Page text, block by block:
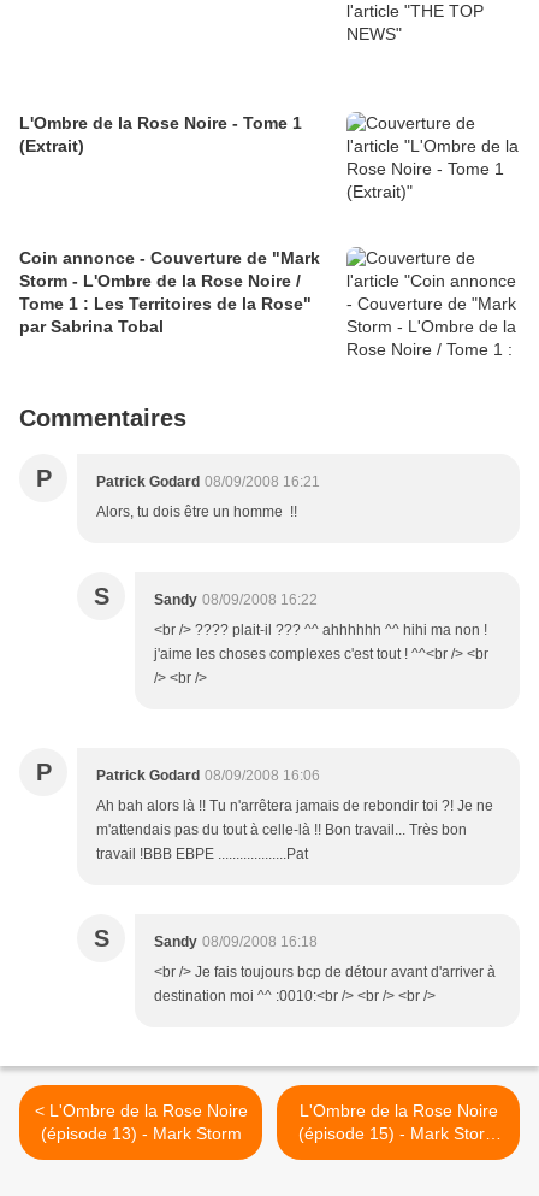
L'Ombre de la Rose Noire - Tome 1
(Extrait)
Coin annonce - Couverture de "Mark
Storm - L'Ombre de la Rose Noire /
Tome 1 : Les Territoires de la Rose"
par Sabrina Tobal
Commentaires
P Patrick Godard 08/09/2008 16:21
Alors, tu dois être un homme !!
S Sandy 08/09/2008 16:22
<br /> ???? plait-il ??? ^^ ahhhhhh ^^ hihi ma non !
j'aime les choses complexes c'est tout ! ^^<br /> <br
/> <br />
P Patrick Godard 08/09/2008 16:06
Ah bah alors là !! Tu n'arrêtera jamais de rebondir toi ?! Je ne
m'attendais pas du tout à celle-là !! Bon travail... Très bon
travail !BBB EBPE ...................Pat
S Sandy 08/09/2008 16:18
<br /> Je fais toujours bcp de détour avant d'arriver à
destination moi ^^ :0010:<br /> <br /> <br />
< L'Ombre de la Rose Noire
(épisode 13) - Mark Storm
L'Ombre de la Rose Noire
(épisode 15) - Mark Storm
>